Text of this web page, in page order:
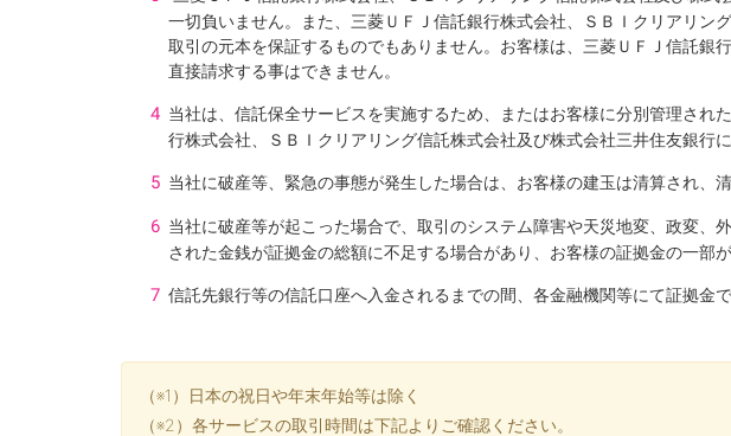
一切負いません。また、三菱ＵＦＪ信託銀行株式会社、ＳＢＩクリアリン
取引の元本を保証するものでもありません。お客様は、三菱ＵＦＪ信託
直接請求する事はできません。
当社は、信託保全サービスを実施するため、またはお客様に分別管理さ
行株式会社、ＳＢＩクリアリング信託株式会社及び株式会社三井住友銀行
当社に破産等、緊急の事態が発生した場合は、お客様の建玉は清算され、
当社に破産等が起こった場合で、取引のシステム障害や天災地変、政変
された金銭が証拠金の総額に不足する場合があり、お客様の証拠金の一部
信託先銀行等の信託口座へ入金されるまでの間、各金融機関等にて証拠金
（※1）日本の祝日や年末年始等は除く
（※2）各サービスの取引時間は下記よりご確認ください。